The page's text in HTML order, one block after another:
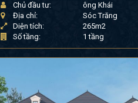
Chủ đầu tư:
ông Khái
Địa chỉ:
Sóc Trăng
Diện tích:
265m2
Số tầng:
1 tầng